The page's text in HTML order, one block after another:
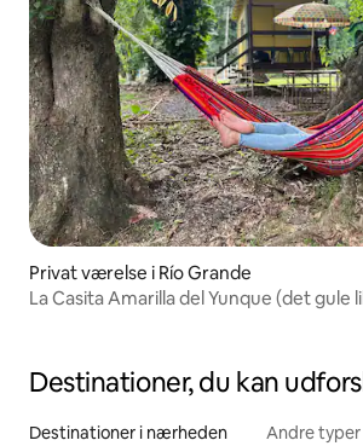
Privat værelse i Río Grande
La Casita Amarilla del Yunque (det gule
Destinationer, du kan
Destinationer i nærheden Andre